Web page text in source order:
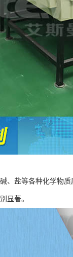
、盐等各种化学物
显著。